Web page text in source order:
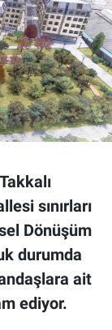
sınırları
Dönüşüm
durumda
ait
ediyor.